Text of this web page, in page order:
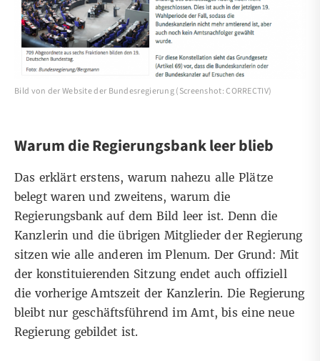
Bild von der Website der Bundesregierung (Screenshot: CORRECTIV)
Warum die Regierungsbank leer blieb
Das erklärt erstens, warum nahezu alle Plätze
belegt waren und zweitens, warum die
Regierungsbank auf dem Bild leer ist. Denn die
Kanzlerin und die übrigen Mitglieder der Regierung
sitzen wie alle anderen im Plenum. Der Grund: Mit
der konstituierenden Sitzung endet auch offiziell
die vorherige Amtszeit der Kanzlerin. Die Regierung
bleibt nur geschäftsführend im Amt, bis eine neue
Regierung gebildet ist.